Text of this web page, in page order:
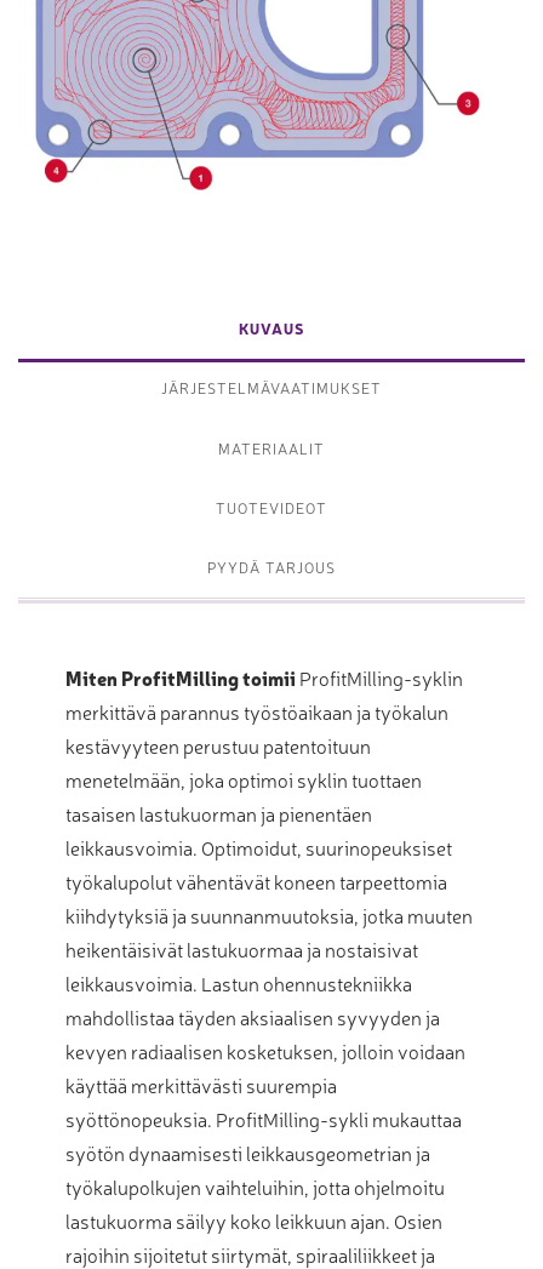
KUVAUS
JÄRJESTELMÄVAATIMUKSET
MATERIAALIT
TUOTEVIDEOT
PYYDÄ TARJOUS
Miten ProfitMilling toimii ProfitMilling-syklin
merkittävä parannus työstöaikaan ja työkalun
kestävyyteen perustuu patentoituun
menetelmään, joka optimoi syklin tuottaen
tasaisen lastukuorman ja pienentäen
leikkausvoimia. Optimoidut, suurinopeuksiset
työkalupolut vähentävät koneen tarpeettomia
kiihdytyksiä ja suunnanmuutoksia, jotka muuten
heikentäisivät lastukuormaa ja nostaisivat
leikkausvoimia. Lastun ohennustekniikka
mahdollistaa täyden aksiaalisen syvyyden ja
kevyen radiaalisen kosketuksen, jolloin voidaan
käyttää merkittävästi suurempia
syöttönopeuksia. ProfitMilling-sykli mukauttaa
syötön dynaamisesti leikkausgeometrian ja
työkalupolkujen vaihteluihin, jotta ohjelmoitu
lastukuorma säilyy koko leikkuun ajan. Osien
rajoihin sijoitetut siirtymät, spiraaliliikkeet ja